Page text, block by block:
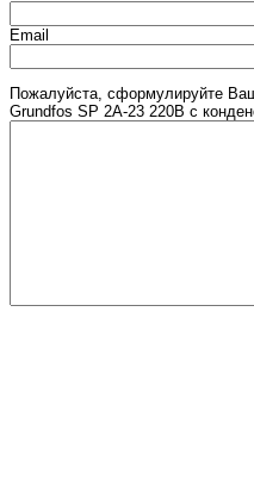
Email
Пожалуйста, сформулируйте
Grundfos SP 2A-23 220В с